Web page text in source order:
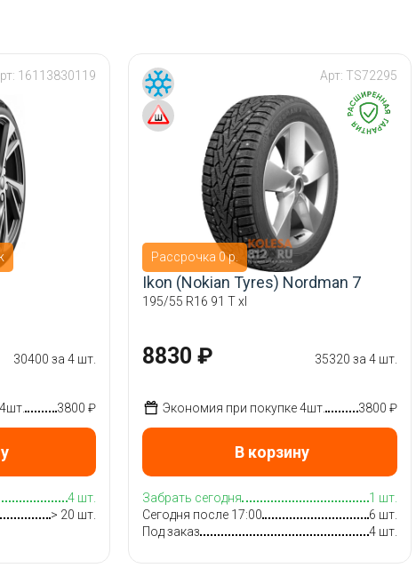
16113830119
30400 за 4 шт.
3800 ₽
4 шт.
> 20 шт.
Рассрочка 0 р.
Арт: TS72295
Ikon (Nokian Tyres) Nordman 7
195/55 R16 91 T xl
8830 ₽ 35320 за 4 шт.
Экономия при покупке 4шт. 3800 ₽
В корзину
Забрать сегодня
1 шт.
Сегодня после 17:00
6 шт.
Под заказ
4 шт.